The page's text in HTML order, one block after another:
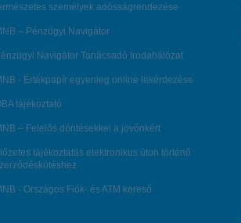
személyek adósságrendezése
– Pénzügyi Navigátor
Navigátor Tanácsadó Irodahálózat
- Értékpapír egyenleg online lekérdezése
tájékoztató
– Felelős döntésekkel a jövőnkért
tájékoztatás elektronikus úton történő
- Országos Fiók- és ATM kereső